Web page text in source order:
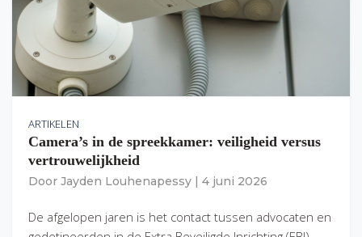
ARTIKELEN
Camera’s in de spreekkamer: veiligheid versus
vertrouwelijkheid
Door Jayden Louhenapessy 4 juni 2026
De afgelopen jaren is het contact tussen advocaten en